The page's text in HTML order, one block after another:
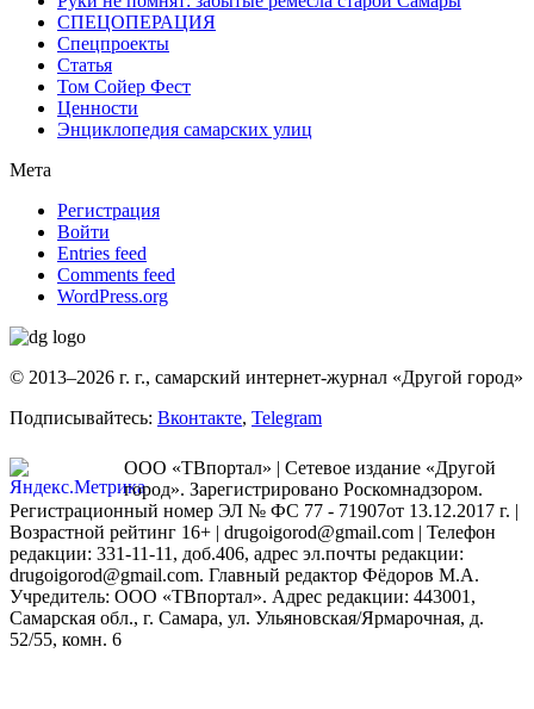
СПЕЦОПЕРАЦИЯ
Спецпроекты
Статья
Том Сойер Фест
Ценности
Энциклопедия самарских улиц
Мета
Регистрация
Войти
Entries feed
Comments feed
WordPress.org
© 2013–2026 г. г., самарский интернет-журнал «Другой город»
Подписывайтесь: Вконтакте, Telegram
ООО «ТВпортал» | Сетевое издание «Другой
город». Зарегистрировано Роскомнадзором.
Регистрационный номер ЭЛ № ФС 77 - 71907от 13.12.2017 г. |
Возрастной рейтинг 16+ | drugoigorod@gmail.com | Телефон
редакции: 331-11-11, доб.406, адрес эл.почты редакции:
drugoigorod@gmail.com. Главный редактор Фёдоров М.А.
Учредитель: ООО «ТВпортал». Адрес редакции: 443001,
Самарская обл., г. Самара, ул. Ульяновская/Ярмарочная, д.
52/55, комн. 6